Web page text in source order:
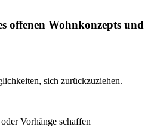
offenen Wohnkonzepts und
sich zurückzuziehen.
Vorhänge schaffen